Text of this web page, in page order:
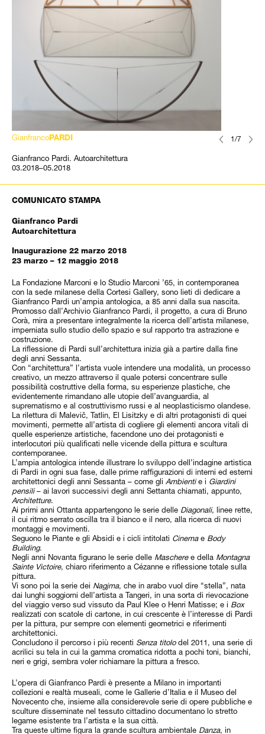
1/7
GianfrancoPARDI
Gianfranco Pardi. Autoarchitettura
03.2018–05.2018
COMUNICATO STAMPA
Gianfranco Pardi
Autoarchitettura
Inaugurazione 22 marzo 2018
23 marzo – 12 maggio 2018
La Fondazione Marconi e lo Studio Marconi ’65, in contemporanea
con la sede milanese della Cortesi Gallery, sono lieti di dedicare a
Gianfranco Pardi un’ampia antologica, a 85 anni dalla sua nascita.
Promosso dall’Archivio Gianfranco Pardi, il progetto, a cura di Bruno
Corà, mira a presentare integralmente la ricerca dell’artista milanese,
imperniata sullo studio dello spazio e sul rapporto tra astrazione e
costruzione.
La riflessione di Pardi sull’architettura inizia già a partire dalla fine
degli anni Sessanta.
Con “architettura” l’artista vuole intendere una modalità, un processo
creativo, un mezzo attraverso il quale potersi concentrare sulle
possibilità costruttive della forma, su esperienze plastiche, che
evidentemente rimandano alle utopie dell’avanguardia, al
suprematismo e al costruttivismo russi e al neoplasticismo olandese.
La rilettura di Malevič, Tatlin, El Lisitzky e di altri protagonisti di quei
movimenti, permette all’artista di cogliere gli elementi ancora vitali di
quelle esperienze artistiche, facendone uno dei protagonisti e
interlocutori più qualificati nelle vicende della pittura e scultura
contemporanee.
L’ampia antologica intende illustrare lo sviluppo dell’indagine artistica
di Pardi in ogni sua fase, dalle prime raffigurazioni di interni ed esterni
architettonici degli anni Sessanta – come gli Ambientie i Giardini
pensili– ai lavori successivi degli anni Settanta chiamati, appunto,
Architetture.
Ai primi anni Ottanta appartengono le serie delle Diagonali, linee rette,
il cui ritmo serrato oscilla tra il bianco e il nero, alla ricerca di nuovi
montaggi e movimenti.
Seguono le Piante e gli Absidi e i cicli intitolati Cinemae Body
Building.
Negli anni Novanta figurano le serie delle Mascheree della Montagna
Sainte Victoire, chiaro riferimento a Cézanne e riflessione totale sulla
pittura.
Vi sono poi la serie dei Nagjma, che in arabo vuol dire “stella”, nata
dai lunghi soggiorni dell’artista a Tangeri, in una sorta di rievocazione
del viaggio verso sud vissuto da Paul Klee o Henri Matisse; e i Box
realizzati con scatole di cartone, in cui crescente è l’interesse di Pardi
per la pittura, pur sempre con elementi geometrici e riferimenti
architettonici.
Concludono il percorso i più recenti Senza titolodel 2011, una serie di
acrilici su tela in cui la gamma cromatica ridotta a pochi toni, bianchi,
neri e grigi, sembra voler richiamare la pittura a fresco.
L’opera di Gianfranco Pardi è presente a Milano in importanti
collezioni e realtà museali, come le Gallerie d’Italia e il Museo del
Novecento che, insieme alla considerevole serie di opere pubbliche e
sculture disseminate nel tessuto cittadino documentano lo stretto
legame esistente tra l’artista e la sua città.
Tra queste ultime figura la grande scultura ambientale Danza, in